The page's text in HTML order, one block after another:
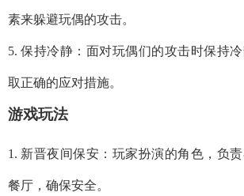
素来躲避玩偶的攻击。
5. 保持冷静：面对玩偶们的攻击时保持
取正确的应对措施。
游戏玩法
1. 新晋夜间保安：玩家扮演的角色，负
餐厅，确保安全。